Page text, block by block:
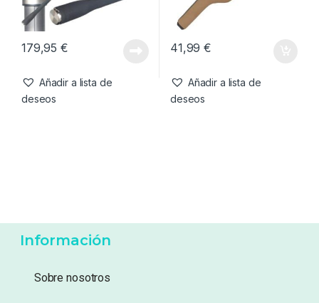
deseos
deseos
10 ft, Cañas
Free Spirit CTX 10ft 3.25lb
179,95€
deseos
Cañas, Fundas y Accesorios
Korda Compac Padded
41,99€